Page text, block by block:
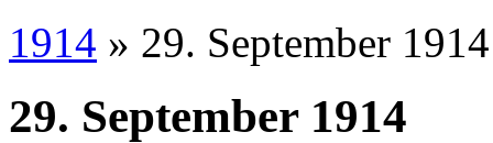
1914 » 29. September 1914
29. September 1914